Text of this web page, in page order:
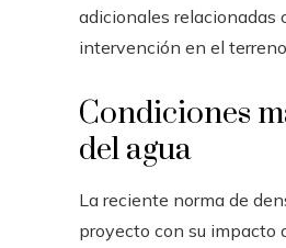
adicionales relacionadas
intervención en el terreno.
Condiciones
del agua
La reciente norma de
proyecto con su impacto